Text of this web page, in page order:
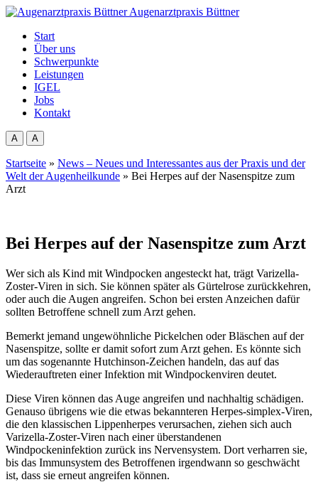
Augenarztpraxis Büttner
Start
Über uns
Schwerpunkte
Leistungen
IGEL
Jobs
Kontakt
A A
Startseite » News – Neues und Interessantes aus der Praxis und der
Welt der Augenheilkunde » Bei Herpes auf der Nasenspitze zum
Arzt
Bei Herpes auf der Nasenspitze zum Arzt
Wer sich als Kind mit Windpocken angesteckt hat, trägt Varizella-
Zoster-Viren in sich. Sie können später als Gürtelrose zurückkehren,
oder auch die Augen angreifen. Schon bei ersten Anzeichen dafür
sollten Betroffene schnell zum Arzt gehen.
Bemerkt jemand ungewöhnliche Pickelchen oder Bläschen auf der
Nasenspitze, sollte er damit sofort zum Arzt gehen. Es könnte sich
um das sogenannte Hutchinson-Zeichen handeln, das auf das
Wiederauftreten einer Infektion mit Windpockenviren deutet.
Diese Viren können das Auge angreifen und nachhaltig schädigen.
Genauso übrigens wie die etwas bekannteren Herpes-simplex-Viren,
die den klassischen Lippenherpes verursachen, ziehen sich auch
Varizella-Zoster-Viren nach einer überstandenen
Windpockeninfektion zurück ins Nervensystem. Dort verharren sie,
bis das Immunsystem des Betroffenen irgendwann so geschwächt
ist, dass sie erneut angreifen können.